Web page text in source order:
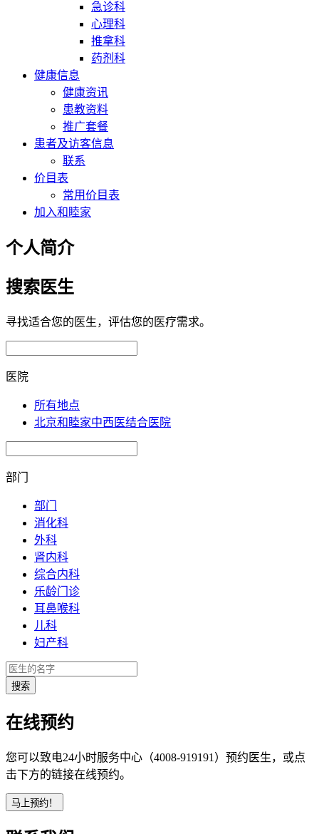
急诊科
心理科
推拿科
药剂科
健康信息
健康资讯
患教资料
推广套餐
患者及访客信息
联系
价目表
常用价目表
加入和睦家
个人简介
搜索医生
寻找适合您的医生，评估您的医疗需求。
医院
所有地点
北京和睦家中西医结合医院
部门
部门
消化科
外科
肾内科
综合内科
乐龄门诊
耳鼻喉科
儿科
妇产科
在线预约
您可以致电24小时服务中心（4008-919191）预约医生，或点
击下方的链接在线预约。